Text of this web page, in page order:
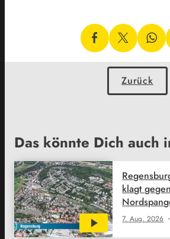
Zurück
Das könnte Dich auch
7. Aug. 2026
klagt